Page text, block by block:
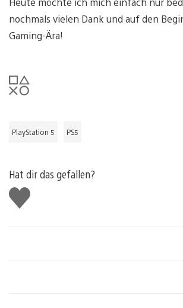
nochmals vielen Dank und auf den
Gaming-Ära!
PlayStation 5 PS5
Hat dir das gefallen?
Gefällt
mir